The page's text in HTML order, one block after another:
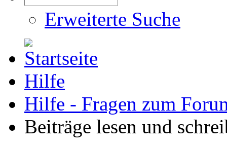
Erweiterte Suche
Hilfe
Hilfe - Fragen zum
Beiträge lesen und